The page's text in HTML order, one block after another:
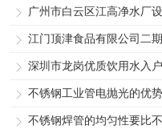
广州市白云区江高净水厂
江门顶津食品有限公司二
深圳市龙岗优质饮用水入
不锈钢工业管电抛光的优势
不锈钢焊管的均匀性要比